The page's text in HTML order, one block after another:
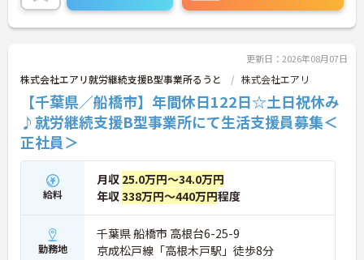
更新日：2026年08月07日
株式会社エアリ就労継続支援B型事業所るうと 株式会社エアリ
【千葉県／船橋市】年間休日122日☆土日祝休み
♪就労継続支援B型事業所にて生活支援員募集＜
正社員＞
給料
月収 25.0万円～34.0万円
年収338万円～440万円程度
勤務地
千葉県 船橋市 高根台6-25-9
京成松戸線「高根木戸駅」徒歩8分